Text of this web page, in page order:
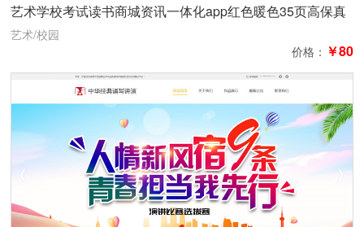
艺术学校考试读书商城资讯一体化app红色暖色35页高保真
含交互商城
艺术/校园
价格： ￥80